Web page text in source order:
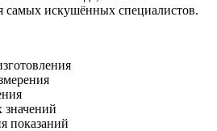
самых искушённых специалистов.
значений
показаний